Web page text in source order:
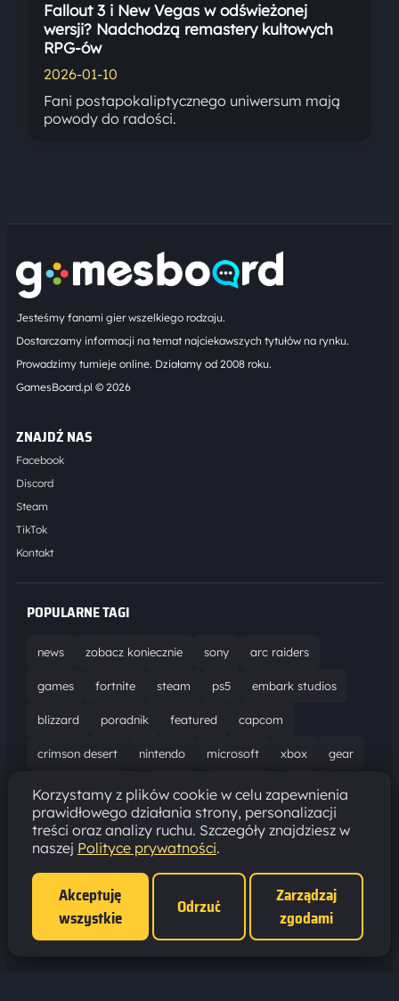
Fallout 3 i New Vegas w odświeżonej
wersji? Nadchodzą remastery kultowych
RPG-ów
2026-01-10
Fani postapokaliptycznego uniwersum mają
powody do radości.
Jesteśmy fanami gier wszelkiego rodzaju.
Dostarczamy informacji na temat najciekawszych tytułów na rynku.
Prowadzimy turnieje online. Działamy od 2008 roku.
GamesBoard.pl © 2026
ZNAJDŹ NAS
Facebook
Discord
Steam
TikTok
Kontakt
POPULARNE TAGI
news zobacz koniecznie sony arc raiders
games fortnite steam ps5 embark studios
blizzard poradnik featured capcom
crimson desert nintendo microsoft xbox gear
world of warcraft solucja marathon ubisoft
bungie recenzja resident evil requiem gaming
aktualizacja pc epic games
Polityka prywatności ·
Korzystamy z plików cookie w celu zapewnienia
prawidłowego działania strony, personalizacji
treści oraz analizy ruchu. Szczegóły znajdziesz w
naszej Polityce prywatności.
Akceptuję
wszystkie
Odrzuć
Zarządzaj
zgodami